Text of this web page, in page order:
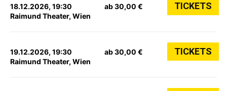
18.12.2026, 19:30
Raimund Theater, Wien
ab 30,00 € TICKETS
19.12.2026, 19:30
Raimund Theater, Wien
ab 30,00 € TICKETS